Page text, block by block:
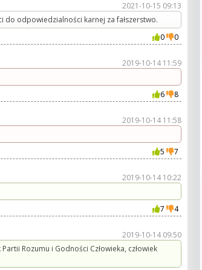
2021-10-15 09:13
do odpowiedzialności karnej za fałszerstwo.
0
0
2019-10-14 11:59
6
8
2019-10-14 11:58
5
7
2019-10-14 10:22
7
4
2019-10-14 09:50
Rozumu i Godności Człowieka, człowiek